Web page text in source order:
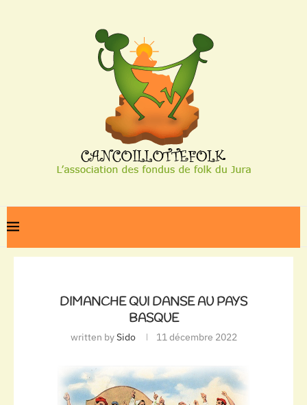
DIMANCHE QUI DANSE AU PAYS
BASQUE
written bySido 11 décembre 2022